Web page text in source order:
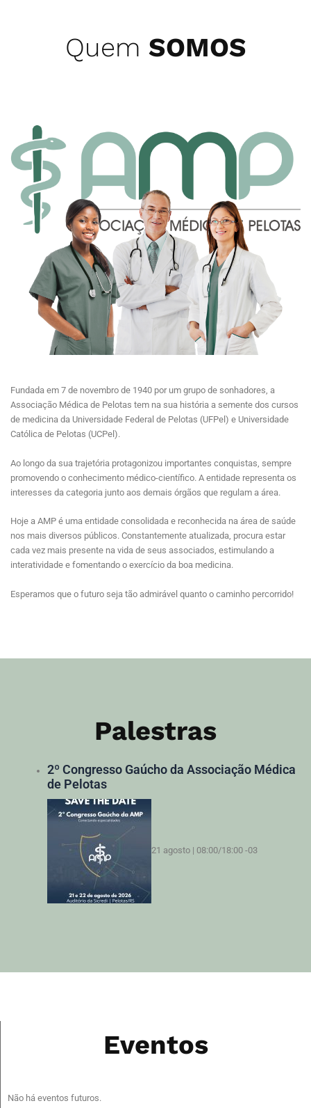
Quem SOMOS
Fundada em 7 de novembro de 1940 por um grupo de sonhadores, a
Associação Médica de Pelotas tem na sua história a semente dos cursos
de medicina da Universidade Federal de Pelotas (UFPel) e Universidade
Católica de Pelotas (UCPel).
Ao longo da sua trajetória protagonizou importantes conquistas, sempre
promovendo o conhecimento médico-científico. A entidade representa os
interesses da categoria junto aos demais órgãos que regulam a área.
Hoje a AMP é uma entidade consolidada e reconhecida na área de saúde
nos mais diversos públicos. Constantemente atualizada, procura estar
cada vez mais presente na vida de seus associados, estimulando a
interatividade e fomentando o exercício da boa medicina.
Esperamos que o futuro seja tão admirável quanto o caminho percorrido!
Palestras
2º Congresso Gaúcho da Associação Médica
de Pelotas
21 agosto | 08:00/18:00 -03
Eventos
Não há eventos futuros.